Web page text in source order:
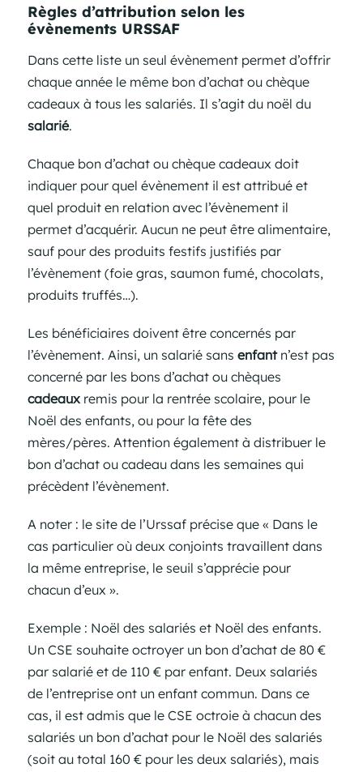
Règles d’attribution selon les
évènements URSSAF
Dans cette liste un seul évènement permet d’offrir
chaque année le même bon d’achat ou chèque
cadeaux à tous les salariés. Il s’agit du noël du
salarié.
Chaque bon d’achat ou chèque cadeaux doit
indiquer pour quel évènement il est attribué et
quel produit en relation avec l’évènement il
permet d’acquérir. Aucun ne peut être alimentaire,
sauf pour des produits festifs justifiés par
l’évènement (foie gras, saumon fumé, chocolats,
produits truffés…).
Les bénéficiaires doivent être concernés par
l’évènement. Ainsi, un salarié sans enfantn’est pas
concerné par les bons d’achat ou chèques
cadeauxremis pour la rentrée scolaire, pour le
Noël des enfants, ou pour la fête des
mères/pères. Attention également à distribuer le
bon d’achat ou cadeau dans les semaines qui
précèdent l’évènement.
A noter : le site de l’Urssaf précise que « Dans le
cas particulier où deux conjoints travaillent dans
la même entreprise, le seuil s’apprécie pour
chacun d’eux ».
Exemple : Noël des salariés et Noël des enfants.
Un CSE souhaite octroyer un bon d’achat de 80 €
par salarié et de 110 € par enfant. Deux salariés
de l’entreprise ont un enfant commun. Dans ce
cas, il est admis que le CSE octroie à chacun des
salariés un bon d’achat pour le Noël des salariés
(soit au total 160 € pour les deux salariés), mais